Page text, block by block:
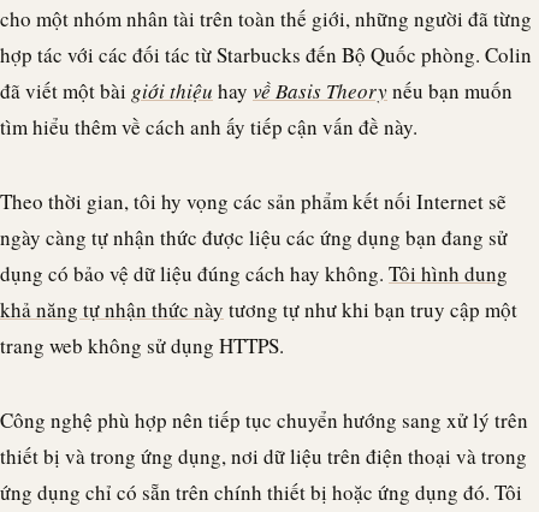
cho một nhóm nhân tài trên toàn thế giới, những người đã từng
hợp tác với các đối tác từ Starbucks đến Bộ Quốc phòng. Colin
đã viết một bài giới thiệu hay về Basis Theorynếu bạn muốn
tìm hiểu thêm về cách anh ấy tiếp cận vấn đề này.
Theo thời gian, tôi hy vọng các sản phẩm kết nối Internet sẽ
ngày càng tự nhận thức được liệu các ứng dụng bạn đang sử
dụng có bảo vệ dữ liệu đúng cách hay không. Tôi hình dung
khả năng tự nhận thức này tương tự như khi bạn truy cập một
trang web không sử dụng HTTPS.
Công nghệ phù hợp nên tiếp tục chuyển hướng sang xử lý trên
thiết bị và trong ứng dụng, nơi dữ liệu trên điện thoại và trong
ứng dụng chỉ có sẵn trên chính thiết bị hoặc ứng dụng đó. Tôi